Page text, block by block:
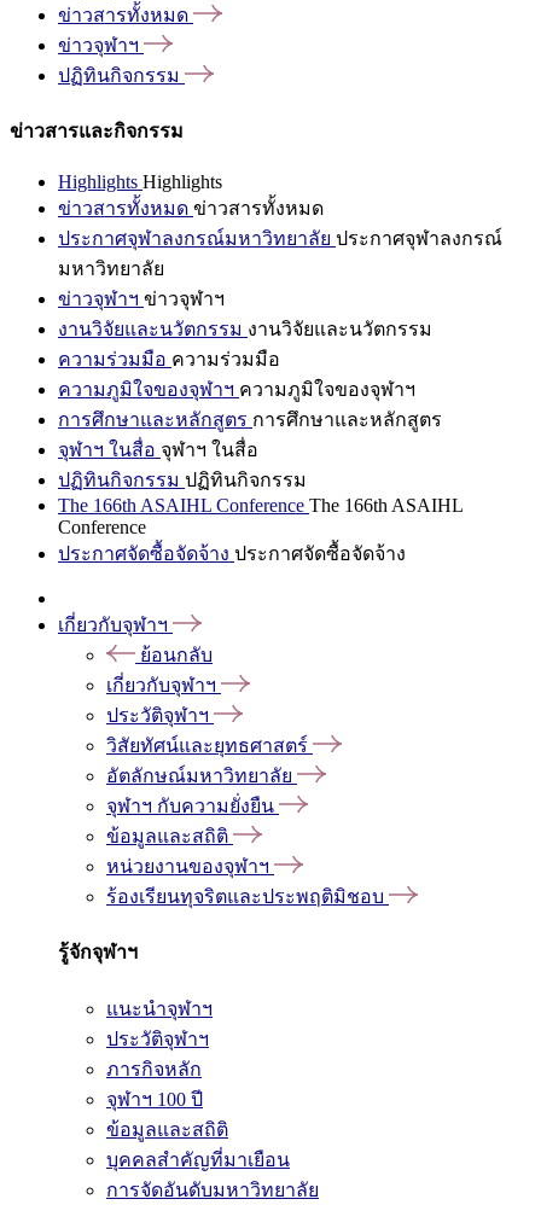
ข่าวสารทั้งหมด
ข่าวจุฬาฯ
ปฏิทินกิจกรรม
ข่าวสารและกิจกรรม
Highlights Highlights
ข่าวสารทั้งหมด ข่าวสารทั้งหมด
ประกาศจุฬาลงกรณ์มหาวิทยาลัย ประกาศจุฬาลงกรณ์
มหาวิทยาลัย
ข่าวจุฬาฯ ข่าวจุฬาฯ
งานวิจัยและนวัตกรรม งานวิจัยและนวัตกรรม
ความร่วมมือ ความร่วมมือ
ความภูมิใจของจุฬาฯ ความภูมิใจของจุฬาฯ
การศึกษาและหลักสูตร การศึกษาและหลักสูตร
จุฬาฯ ในสื่อ จุฬาฯ ในสื่อ
ปฏิทินกิจกรรม ปฏิทินกิจกรรม
The 166th ASAIHL Conference The 166th ASAIHL
Conference
ประกาศจัดซื้อจัดจ้าง ประกาศจัดซื้อจัดจ้าง
เกี่ยวกับจุฬาฯ
ย้อนกลับ
เกี่ยวกับจุฬาฯ
ประวัติจุฬาฯ
วิสัยทัศน์และยุทธศาสตร์
อัตลักษณ์มหาวิทยาลัย
จุฬาฯ กับความยั่งยืน
ข้อมูลและสถิติ
หน่วยงานของจุฬาฯ
ร้องเรียนทุจริตและประพฤติมิชอบ
รู้จักจุฬาฯ
แนะนำจุฬาฯ
ประวัติจุฬาฯ
ภารกิจหลัก
จุฬาฯ 100 ปี
ข้อมูลและสถิติ
บุคคลสำคัญที่มาเยือน
การจัดอันดับมหาวิทยาลัย